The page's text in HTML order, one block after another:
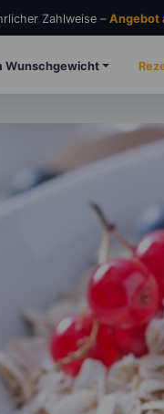
Zahlweise –Angebot
Wunschgewicht